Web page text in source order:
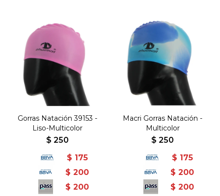
Gorras Natación 39153 -
Liso-Multicolor
$ 250
$ 175
$ 200
$ 200
Macri Gorras Natación -
Multicolor
$ 250
$ 175
$ 200
$ 200